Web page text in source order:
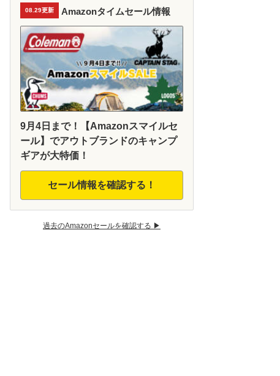
08.29更新 Amazonタイムセール情報
9月4日まで！【Amazonスマイルセ
ール】でアウトブランドのキャンプ
ギアが大特価！
セール情報を確認する！
過去のAmazonセールを確認する ▶︎